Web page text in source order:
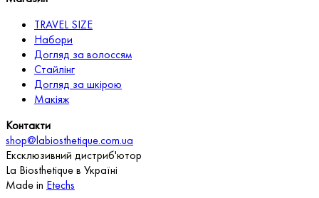
TRAVEL SIZE
Набори
Догляд за волоссям
Стайлінг
Догляд за шкірою
Макіяж
Контакти
shop@labiosthetique.com.ua
Ексклюзивний дистриб'ютор
La Biosthetique в Україні
Made in Etechs